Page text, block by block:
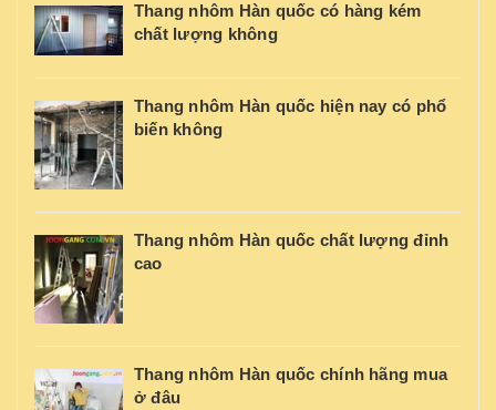
Thang nhôm Hàn quốc có hàng kém
chất lượng không
Thang nhôm Hàn quốc hiện nay có phổ
biến không
Thang nhôm Hàn quốc chất lượng đỉnh
cao
Thang nhôm Hàn quốc chính hãng mua
ở đâu